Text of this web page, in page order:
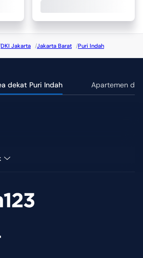
DKI Jakarta /Jakarta Barat /Puri Indah
dekat Puri Indah Apartemen